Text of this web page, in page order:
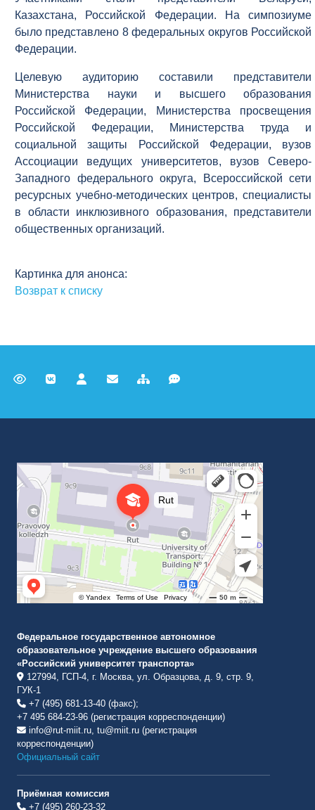
Казахстана, Российской Федерации. На симпозиуме
было представлено 8 федеральных округов Российской
Федерации.
Целевую аудиторию составили представители
Министерства науки и высшего образования
Российской Федерации, Министерства просвещения
Российской Федерации, Министерства труда и
социальной защиты Российской Федерации, вузов
Ассоциации ведущих университетов, вузов Северо-
Западного федерального округа, Всероссийской сети
ресурсных учебно-методических центров, специалисты
в области инклюзивного образования, представители
общественных организаций.
Картинка для анонса:
Возврат к списку
Российский университет транспорта
ВУЗ в Москве
Федеральное государственное автономное
образовательное учреждение высшего образования
«Российский университет транспорта»
127994, ГСП-4, г. Москва, ул. Образцова, д. 9, стр. 9,
ГУК-1
+7 (495) 681-13-40 (факс);
+7 495 684-23-96 (регистрация корреспонденции)
info@rut-miit.ru, tu@miit.ru (регистрация
корреспонденции)
Официальный сайт
Приёмная комиссия
+7 (495) 260-23-32